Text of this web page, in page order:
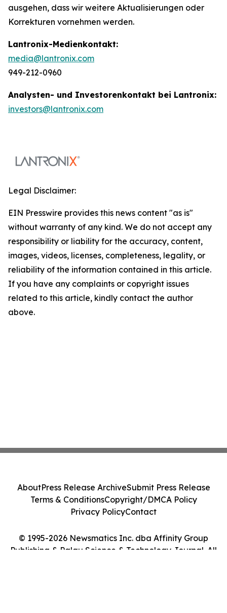
ausgehen, dass wir weitere Aktualisierungen oder
Korrekturen vornehmen werden.
Lantronix-Medienkontakt:
media@lantronix.com
949-212-0960
Analysten- und Investorenkontakt bei Lantronix:
investors@lantronix.com
Legal Disclaimer:
EIN Presswire provides this news content "as is"
without warranty of any kind. We do not accept any
responsibility or liability for the accuracy, content,
images, videos, licenses, completeness, legality, or
reliability of the information contained in this article.
If you have any complaints or copyright issues
related to this article, kindly contact the author
above.
© 1995-2026 Newsmatics Inc. dba Affinity Group
Publishing & Palau Science & Technology Journal. All
AboutPress Release ArchiveSubmit Press Release
Terms & ConditionsCopyright/DMCA Policy
Privacy PolicyContact